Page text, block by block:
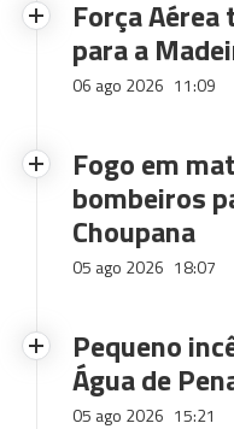
Força
para a
06 ago 2026 11:09
Fogo em
bombeiros
Choupana
05 ago 2026 18:07
Pequeno
Água de
05 ago 2026 15:21